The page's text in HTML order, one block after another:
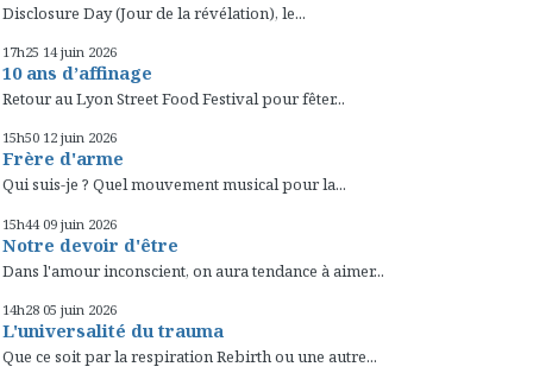
Disclosure Day (Jour de la révélation), le...
17h25 14 juin 2026
10 ans d’affinage
Retour au Lyon Street Food Festival pour fêter...
15h50 12 juin 2026
Frère d'arme
Qui suis-je ? Quel mouvement musical pour la...
15h44 09 juin 2026
Notre devoir d'être
Dans l'amour inconscient, on aura tendance à aimer...
14h28 05 juin 2026
L'universalité du trauma
Que ce soit par la respiration Rebirth ou une autre...